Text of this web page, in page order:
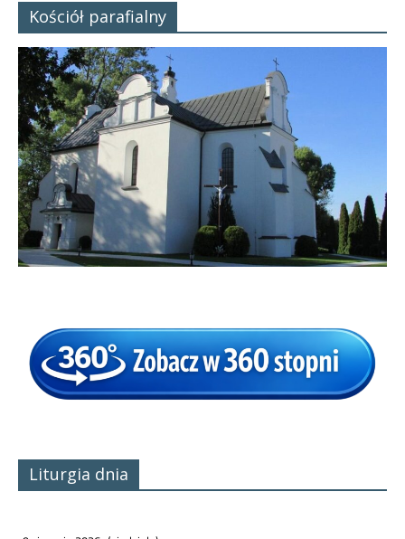
Kościół parafialny
Liturgia dnia